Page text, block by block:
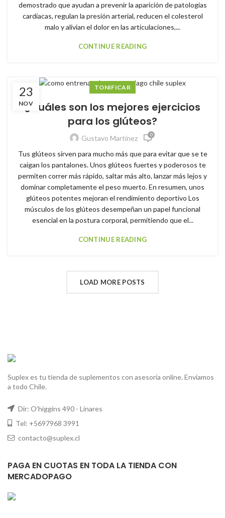
demostrado que ayudan a prevenir la aparición de patologías
cardíacas, regulan la presión arterial, reducen el colesterol
malo y alivian el dolor en las articulaciones,...
CONTINUE READING
23
NOV
TONIFICAR
¿Cuáles son los mejores ejercicios
para los glúteos?
Gustavo Martínez 0
Tus glúteos sirven para mucho más que para evitar que se te
caigan los pantalones. Unos glúteos fuertes y poderosos te
permiten correr más rápido, saltar más alto, lanzar más lejos y
dominar completamente el peso muerto. En resumen, unos
glúteos potentes mejoran el rendimiento deportivo Los
músculos de los glúteos desempeñan un papel funcional
esencial en la postura corporal, permitiendo que el...
CONTINUE READING
LOAD MORE POSTS
Suplex es tu tienda de suplementos con asesoría online. Enviamos
a todo Chile.
Dir: O'higgins 490 - Linares
Tel: +5697968 3991
contacto@suplex.cl
PAGA EN CUOTAS EN TODA LA TIENDA CON
MERCADOPAGO